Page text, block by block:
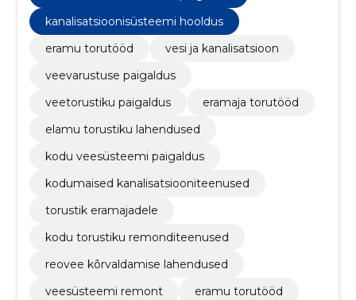
kanalisatsioonisüsteemi hooldus
eramu torutööd
vesi ja kanalisatsioon
veevarustuse paigaldus
veetorustiku paigaldus
eramaja torutööd
elamu torustiku lahendused
kodu veesüsteemi paigaldus
kodumaised kanalisatsiooniteenused
torustik eramajadele
kodu torustiku remonditeenused
reovee kõrvaldamise lahendused
veesüsteemi remont
eramu torutööd